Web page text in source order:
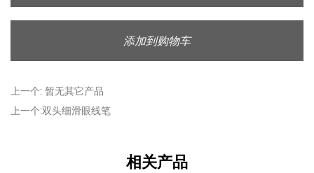
分明的持久妆容。高色素沉着确保您无需分层即可获得所需
的强度，从而使您能够更好地控制您的应用。
告别对娇嫩肌肤的拉扯。这款眼线笔的乳霜质地可顺滑涂
造柔和的烟熏眼妆或锐利的翅膀。
添加到购物车
上一个: 暂无其它产品
上一个:双头细滑眼线笔
相关产品